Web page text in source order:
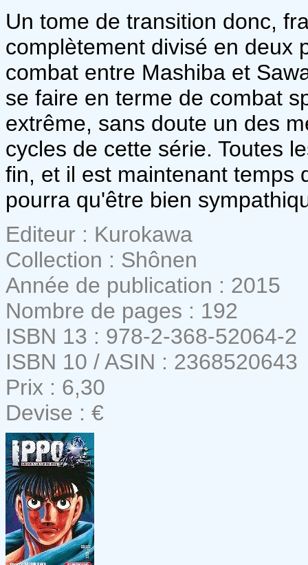
Un tome de transition donc,
complètement divisé en deux
combat entre Mashiba et
se faire en terme de combat
extrême, sans doute un des
cycles de cette série. Toutes
fin, et il est maintenant temps
pourra qu'être bien
Editeur : Kurokawa
Collection : Shônen
Année de publication : 2015
Nombre de pages : 192
ISBN 13 : 978-2-368-52064-2
ISBN 10 / ASIN : 2368520643
Prix : 6,30
Devise : €